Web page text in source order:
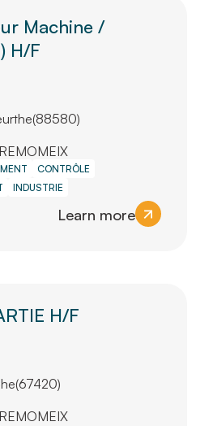
Machine /
H/F
(88580)
CONTRÔLE
INDUSTRIE
Learn more
H/F
(67420)